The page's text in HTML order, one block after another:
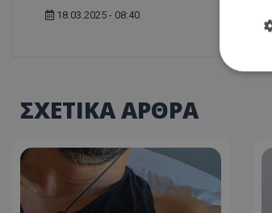
18.03.2025 - 08:40
ΣΧΕΤΙΚΑ ΑΡΘΡΑ